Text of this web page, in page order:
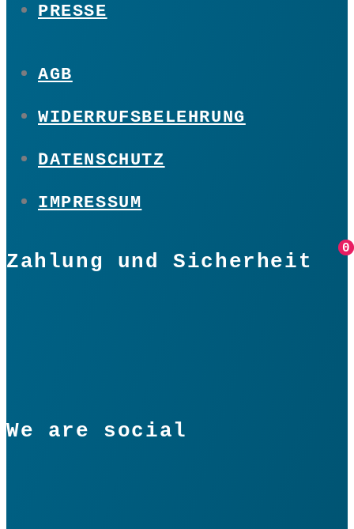
0
0
PRESSE
AGB
WIDERRUFSBELEHRUNG
DATENSCHUTZ
IMPRESSUM
Zahlung und Sicherheit
We are social